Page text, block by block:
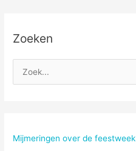
Zoeken
o
Mijmeringen over de feestweek